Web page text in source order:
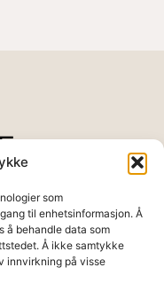
som
til enhetsinformasjon. Å
å behandle data som
Å ikke samtykke
innvirkning på visse
skjer